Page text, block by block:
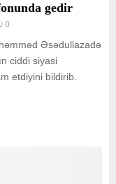
gedir
0
Əsədullazadə
ciddi siyasi
etdiyini bildirib.